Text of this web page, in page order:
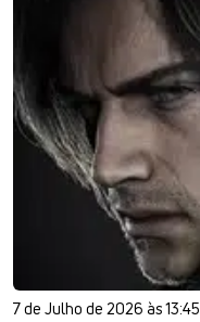
7 de Julho de 2026 às 13:45